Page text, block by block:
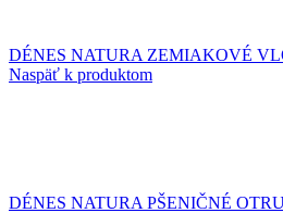
DÉNES NATURA ZEMIAKOVÉ
Naspäť k produktom
DÉNES NATURA PŠENIČNÉ